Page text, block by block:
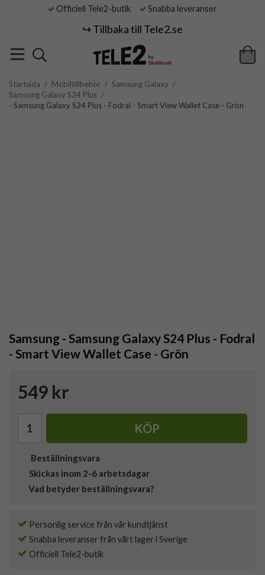
Officiell Tele2-butik Snabba leveranser
↪️ Tillbaka till Tele2.se
Startsida / Mobiltillbehör / Samsung Galaxy /
Samsung Galaxy S24 Plus /
- Samsung Galaxy S24 Plus - Fodral - Smart View Wallet Case - Grön
Samsung - Samsung Galaxy S24 Plus - Fodral
- Smart View Wallet Case - Grön
549 kr
KÖP
Beställningsvara
Skickas inom 2-6 arbetsdagar
Vad betyder beställningsvara?
Personlig service från vår kundtjänst
Snabba leveranser från vårt lager i Sverige
Officiell Tele2-butik